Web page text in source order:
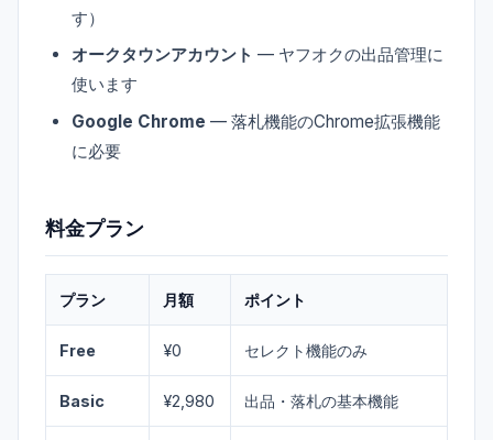
す）
オークタウンアカウント — ヤフオクの出品管理に
使います
Google Chrome — 落札機能のChrome拡張機能
に必要
料金プラン
プラン 月額 ポイント
Free ¥0 セレクト機能のみ
Basic ¥2,980 出品・落札の基本機能